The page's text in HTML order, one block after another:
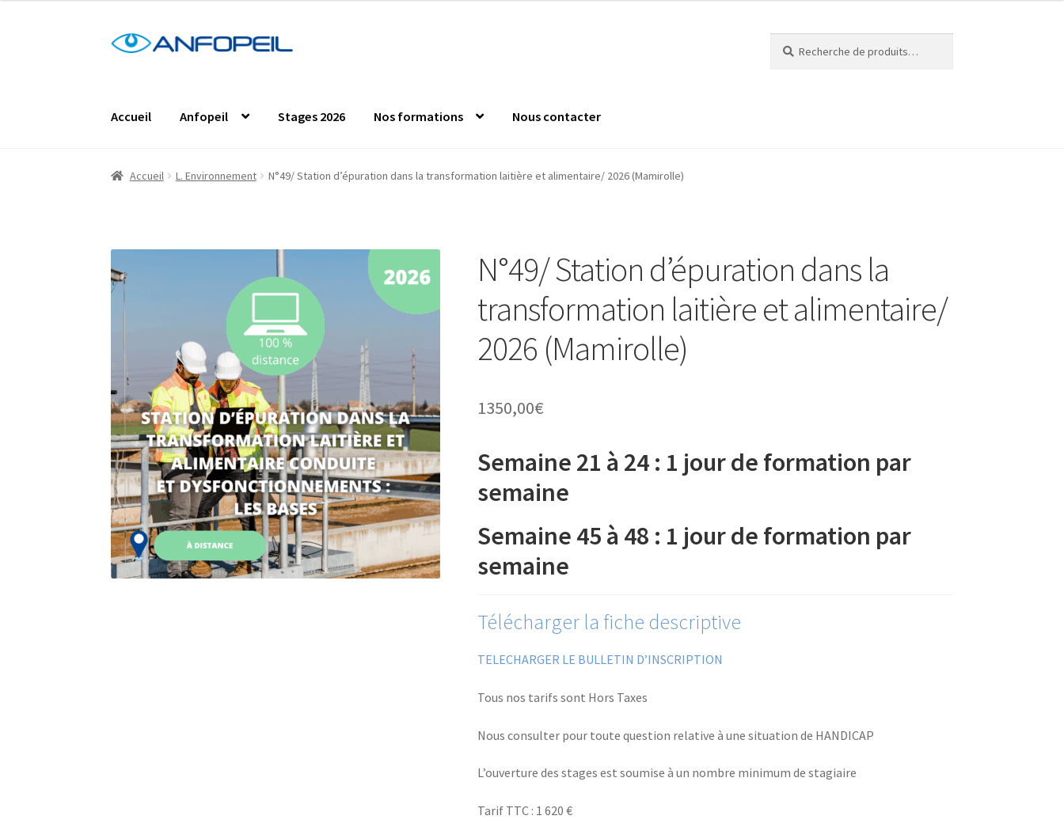
Aller
Aller
pour :
Accueil Anfopeil Stages 2026 Nos formations Nous contacter
Accueil Actus Centres de formation Commande Confirm Subscription Distanciel Formations mixtes Jeu sérieux Cheese Quest
Stages catalogue
Accueil L. Environnement N°49/ Station d’épuration dans la transformation laitière et alimentaire/ 2026 (Mamirolle)
N°49/ Station d’épuration dans la
transformation laitière et alimentaire/
2026 (Mamirolle)
1350,00€
Semaine 21 à 24 : 1 jour de formation par
semaine
Semaine 45 à 48 : 1 jour de formation par
semaine
Télécharger la fiche descriptive
TELECHARGER LE BULLETIN D’INSCRIPTION
Tous nos tarifs sont Hors Taxes
Nous consulter pour toute question relative à une situation de HANDICAP
L’ouverture des stages est soumise à un nombre minimum de stagiaire
Tarif TTC : 1 620 €